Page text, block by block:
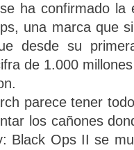
ha confirmado la
una marca que
desde su
de 1.000
parece tener
los cañones
Black Ops II se